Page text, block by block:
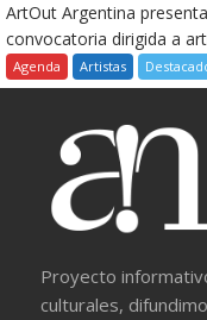
ArtOut Argentina
convocatoria dirigida a
Agenda Artistas
Proyecto
culturales,